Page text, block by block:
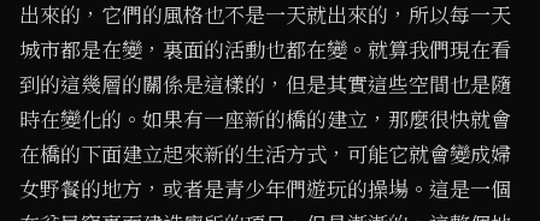
出來的，它們的風格也不是一天就出來的，所以每一天
城市都是在變，裏面的活動也都在變。就算我們現在看
到的這幾層的關係是這樣的，但是其實這些空間也是隨
時在變化的。如果有一座新的橋的建立，那麼很快就會
在橋的下面建立起來新的生活方式，可能它就會變成婦
女野餐的地方，或者是青少年們遊玩的操場。這是一個